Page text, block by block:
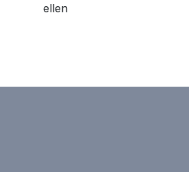
ellen